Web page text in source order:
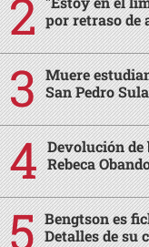
por retraso de
Muere
San Pedro Sula
Devolución de
Rebeca
Bengtson es
Detalles de su